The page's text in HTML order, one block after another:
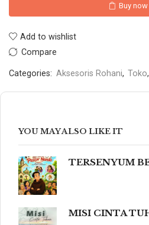
Buy now
Add to wishlist
Compare
Categories: Aksesoris Rohani, Toko,
YOU MAY ALSO LIKE IT